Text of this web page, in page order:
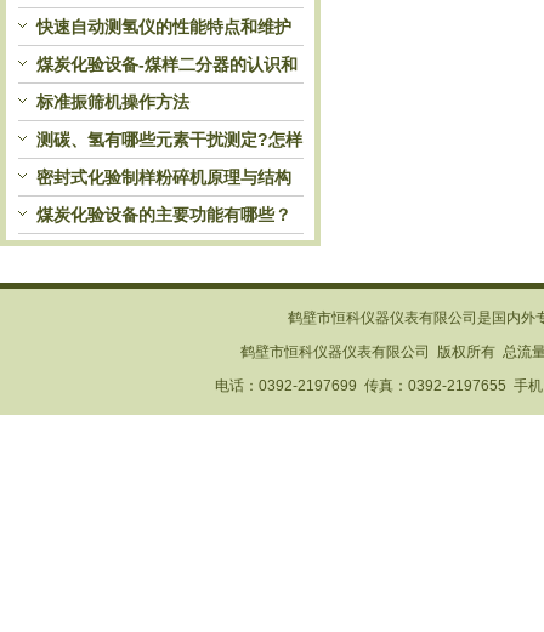
快速自动测氢仪的性能特点和维护
介绍
煤炭化验设备-煤样二分器的认识和
使用
标准振筛机操作方法
测碳、氢有哪些元素干扰测定?怎样
排除?
密封式化验制样粉碎机原理与结构
煤炭化验设备的主要功能有哪些？
鹤壁市恒科仪器仪表有限公司是国内外
鹤壁市恒科仪器仪表有限公司 版权所有 总流
电话：0392-2197699 传真：0392-2197655 手